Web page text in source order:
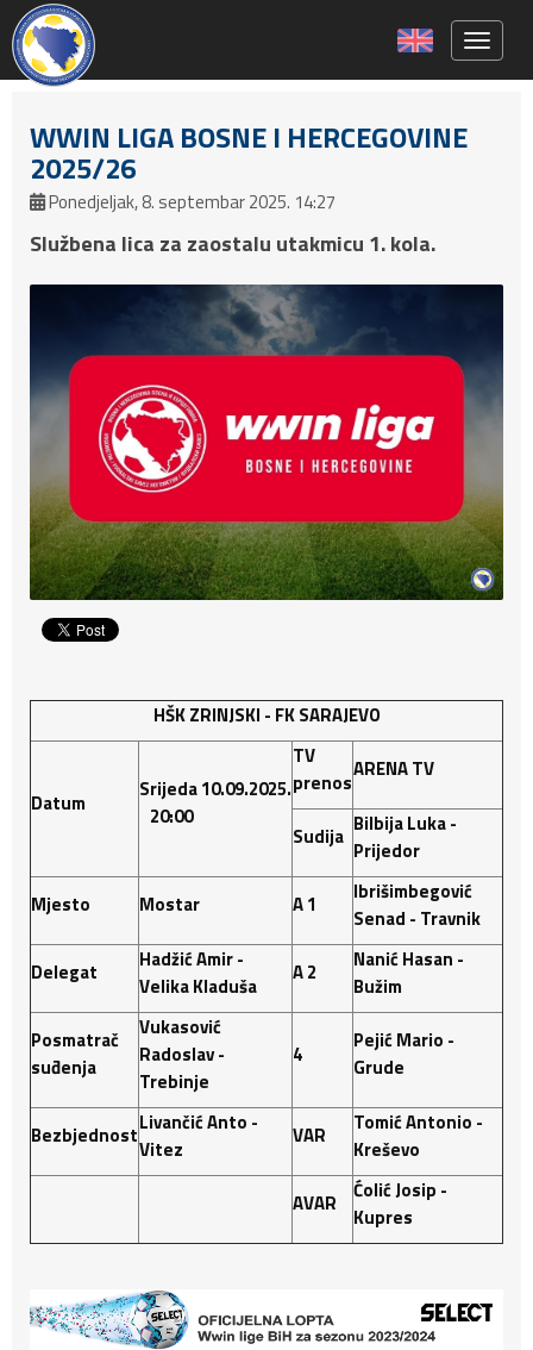
WWIN LIGA BOSNE I HERCEGOVINE
2025/26
Ponedjeljak, 8. septembar 2025. 14:27
Službena lica za zaostalu utakmicu 1. kola.
HŠK ZRINJSKI - FK SARAJEVO
Datum
Srijeda 10.09.2025.
20:00
TV
prenos
ARENA TV
Sudija Bilbija Luka -
Prijedor
Mjesto
Mostar A 1
Ibrišimbegović
Senad - Travnik
Delegat
Hadžić Amir -
Velika Kladuša
A 2
Nanić Hasan -
Bužim
Posmatrač
suđenja
Vukasović
Radoslav -
Trebinje
4
Pejić Mario -
Grude
BezbjednostLivančić Anto -
Vitez
VAR
Tomić Antonio -
Kreševo
AVAR
Ćolić Josip -
Kupres